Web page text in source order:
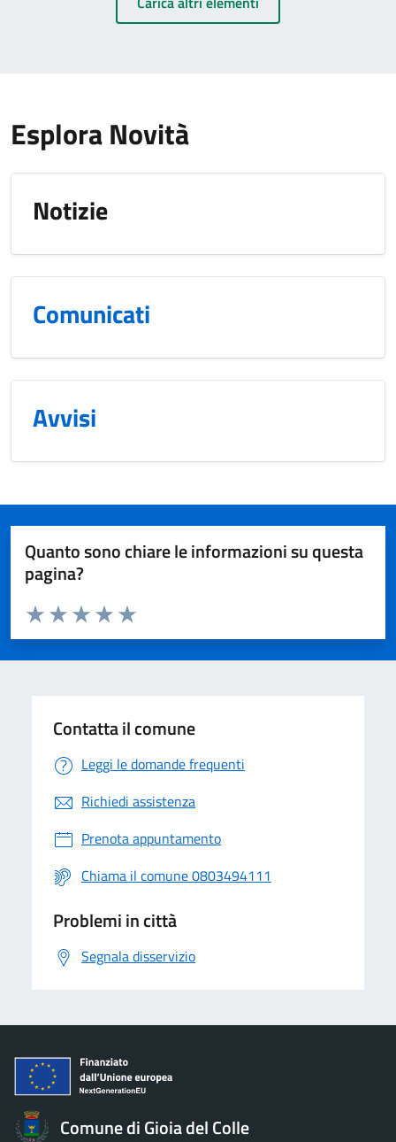
Esplora Novità
Notizie
Comunicati
Avvisi
Quanto sono chiare le informazioni su questa
pagina?
Valuta da 1 a 5 stelle la pagina
Valuta 5 stelle su 5
Valuta 4 stelle su 5
Valuta 3 stelle su 5
Valuta 2 stelle su 5
Valuta 1 stelle su 5
Contatta il comune
Leggi le domande frequenti
Richiedi assistenza
Prenota appuntamento
Chiama il comune 0803494111
Problemi in città
Segnala disservizio
Comune di Gioia del Colle